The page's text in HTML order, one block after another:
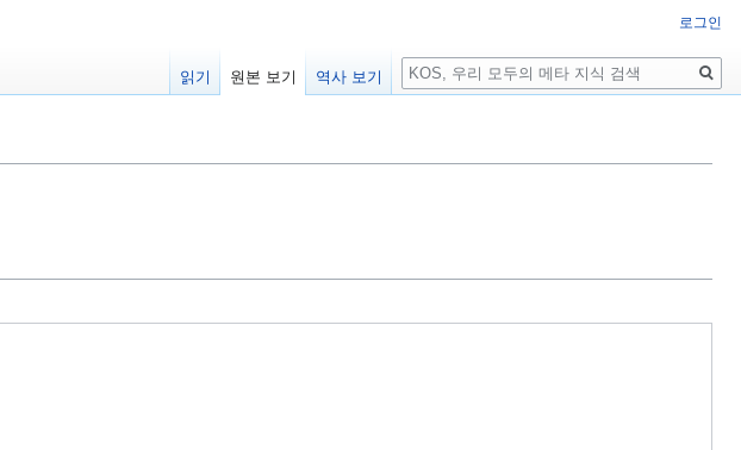
로그인
읽기 원본 보기 역사 보기
검
색